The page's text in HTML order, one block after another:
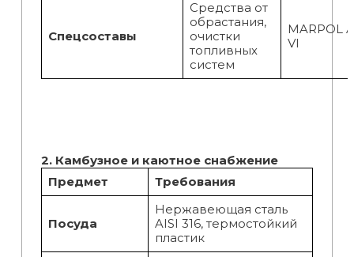
Спецсоставы
Средства от
обрастания,
очистки
топливных
систем
MARPOL
VI
2. Камбузное и каютное снабжение
Предмет
Требования
Посуда
Нержавеющая сталь
AISI 316, термостойкий
пластик